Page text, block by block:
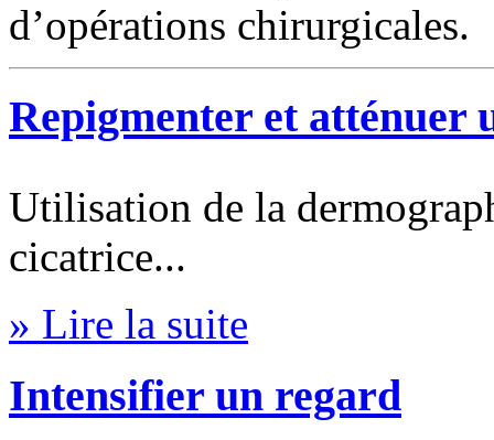
d’opérations chirurgicales.
Repigmenter et atténuer
Utilisation de la
cicatrice...
» Lire la suite
Intensifier un regard